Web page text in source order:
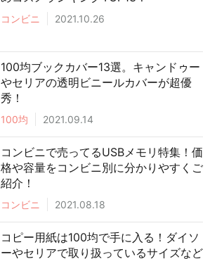
コンビニ 2021.10.26
100均ブックカバー13選。キャンドゥー
やセリアの透明ビニールカバーが超優
秀！
100均 2021.09.14
コンビニで売ってるUSBメモリ特集！価
格や容量をコンビニ別に分かりやすくご
紹介！
コンビニ 2021.08.18
コピー用紙は100均で手に入る！ダイソ
ーやセリアで取り扱っているサイズなど